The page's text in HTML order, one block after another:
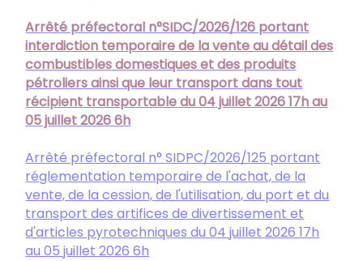
Arrêté préfectoral n°SIDC/2026/126 portant
interdiction temporaire de la vente au détail des
combustibles domestiques et des produits
pétroliers ainsi que leur transport dans tout
récipient transportable du 04 juillet 2026 17h au
05 juillet 2026 6h
Arrêté préfectoral n° SIDPC/2026/125 portant
réglementation temporaire de l'achat, de la
vente, de la cession, de l'utilisation, du port et du
transport des artifices de divertissement et
d'articles pyrotechniques du 04 juillet 2026 17h
au 05 juillet 2026 6h